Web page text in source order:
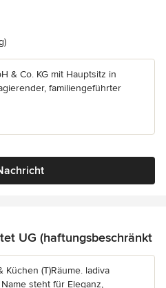
5 von 5 Sternen
& Co. KG mit Hauptsitz in
familiengeführter
UG (haftungsbeschränkt
(T)Räume. ladiva
steht für Eleganz,